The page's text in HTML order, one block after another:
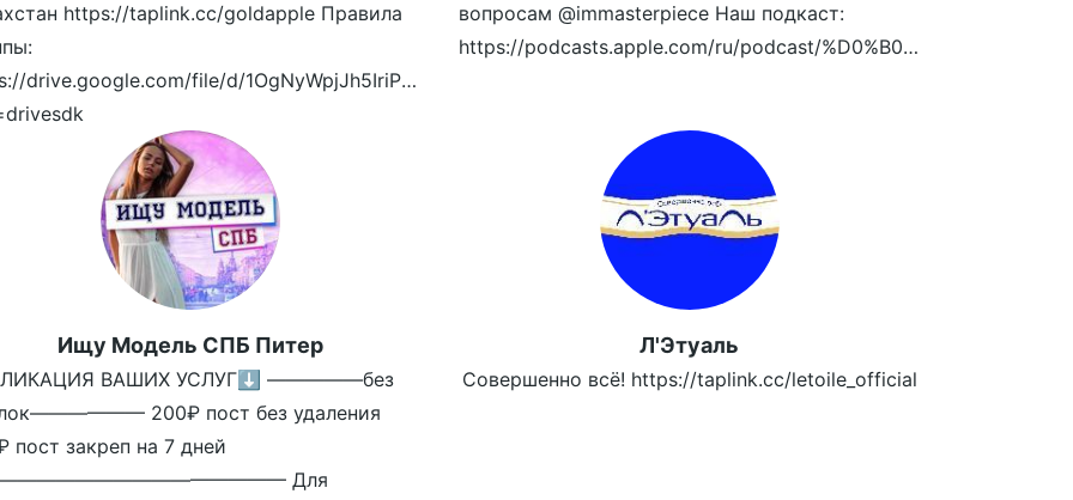
https://taplink.cc/goldapple Правила
drive.google.com/file/d/1OgNyWpjJh5IriPcx6oUBronCizeag4P3/view
вопросам @immasterpiece Наш подкаст:
https://podcasts.apple.com/ru/podcast/%D0%B0%D0%BD%D1%82%D0%B8%D0%B3%D0%BB%D1%8F%D0%BD%D0%B5%D1%86/id1461850339
Ищу Модель СПБ Питер
ВАШИХ УСЛУГ⬇️ —————без
200₽ пост без удаления
пост закреп на 7 дней
Для
Л'Этуаль
Совершенно всё! https://taplink.cc/letoile_official